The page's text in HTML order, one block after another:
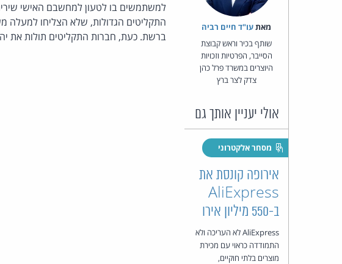
מאת‏עו"ד חיים רביה
שותף בכיר וראש קבוצת
הסייבר, הפרטיות וזכויות
היוצרים במשרד פרל כהן
צדק לצר ברץ
אולי יעניין אותך גם
מסחר אלקטרוני
אירופה קונסת את
AliExpress
ב-550 מיליון אירו
AliExpress לא העריכה ולא
התמודדה כראוי עם מכירת
מוצרים בלתי חוקיים,
התקליטים הגדולות, שלא הצליחו למעלה
ברשת. כעת, חברות התקליטים תולות את